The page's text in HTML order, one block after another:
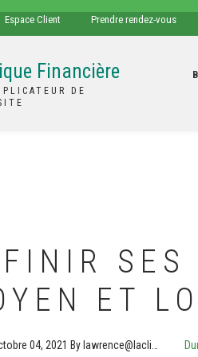
espace
client
Espace Client Prendre rendez-vous
Financière
DE
SES
ET
04, 2021 By lawrence@lacli…